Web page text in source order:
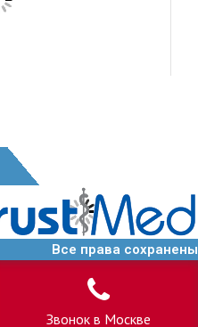
Все права сохранены
Звонок в Москве